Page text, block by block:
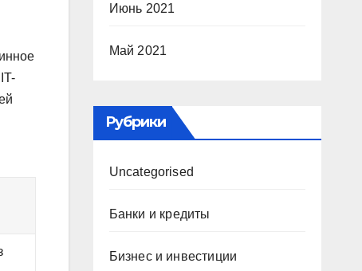
Июнь 2021
Май 2021
Рубрики
Uncategorised
Банки и кредиты
Бизнес и инвестиции